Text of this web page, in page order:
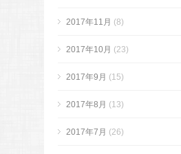
2017年11月 (8)
2017年10月 (23)
2017年9月 (15)
2017年8月 (13)
2017年7月 (26)